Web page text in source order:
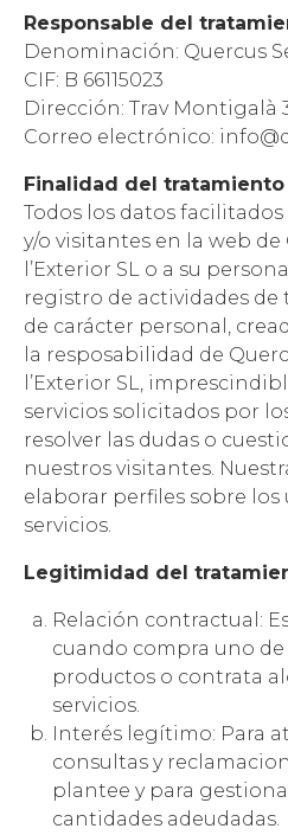
Responsable del
Denominación: Quercus
CIF: B 66115023
Dirección: Trav Montigalà
Correo electrónico:
Finalidad del tratamiento
Todos los datos
y/o visitantes en la web de
l’Exterior SL o a su
registro de actividades
de carácter personal,
la resposabilidad de
l’Exterior SL,
servicios solicitados por
resolver las dudas o
nuestros visitantes.
elaborar perfiles sobre los
servicios.
Legitimidad del
Relación contractual:
cuando compra uno
productos o contrata
servicios.
Interés legítimo: Para
consultas y
plantee y para
cantidades adeudadas.